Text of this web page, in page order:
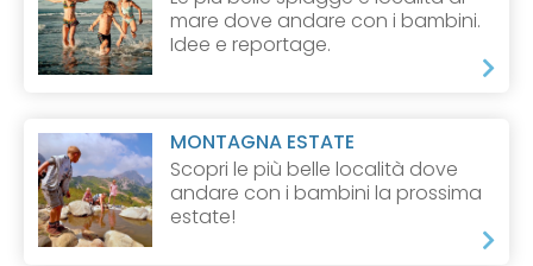
mare dove andare con i bambini.
Idee e reportage.
MONTAGNA ESTATE
Scopri le più belle località dove
andare con i bambini la prossima
estate!